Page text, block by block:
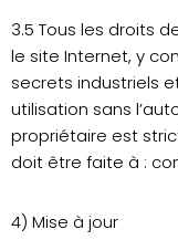
3.5 Tous les droits
le site Internet, y
secrets industriels
utilisation sans
propriétaire est
doit être faite à :
4) Mise à jour